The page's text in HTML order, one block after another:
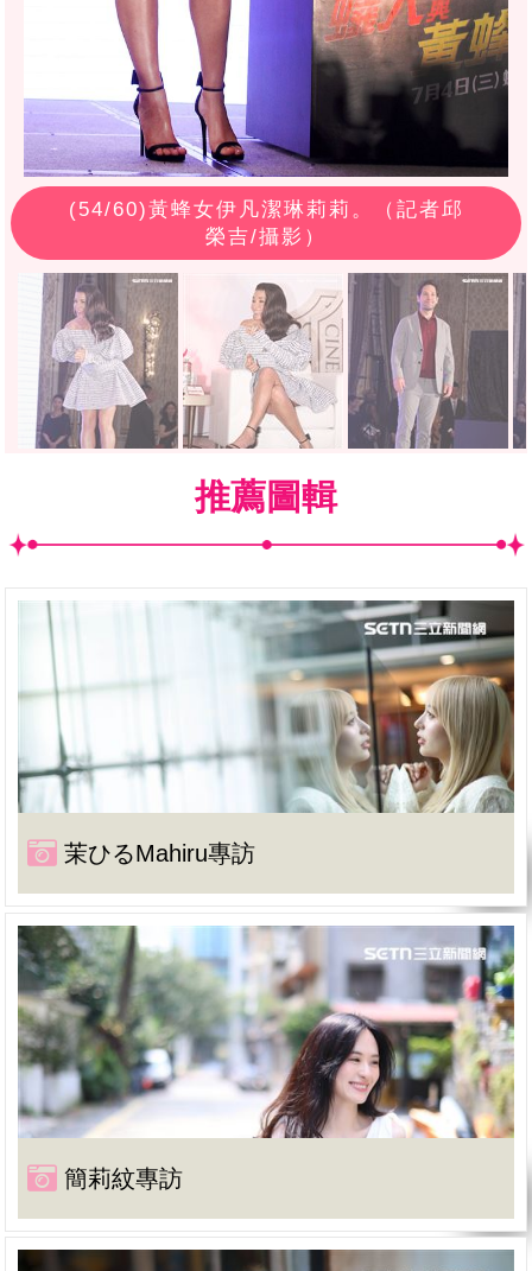
(54/60)黃蜂女伊凡潔琳莉莉。（記者邱
榮吉/攝影）
推薦圖輯
茉ひるMahiru專訪
簡莉紋專訪